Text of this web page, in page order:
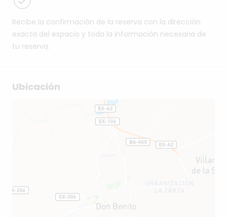
Recibe la confirmación de la reserva con la dirección
exacta del espacio y toda la información necesaria de
tu reserva.
Ubicación